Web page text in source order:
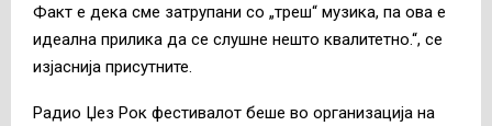
Факт е дека сме затрупани со „треш“ музика, па ова е
идеална прилика да се слушне нешто квалитетно.“, се
изјаснија присутните.
Радио Џез Рок фестивалот беше во организација на